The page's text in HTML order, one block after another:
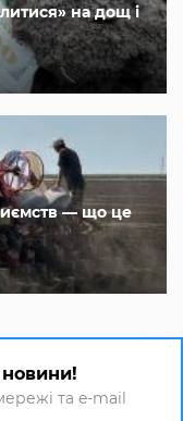
на дощ і
— що це
новини!
та e-mail